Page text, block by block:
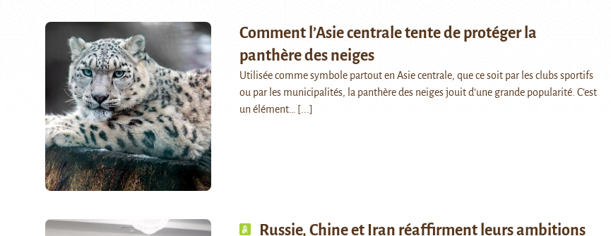
Comment l’Asie centrale tente de protéger la
panthère des neiges
Utilisée comme symbole partout en Asie centrale, que ce soit par les clubs sportifs
ou par les municipalités, la panthère des neiges jouit d’une grande popularité. C’est
un élément…
[...]
Russie, Chine et Iran réaffirment leurs ambitions